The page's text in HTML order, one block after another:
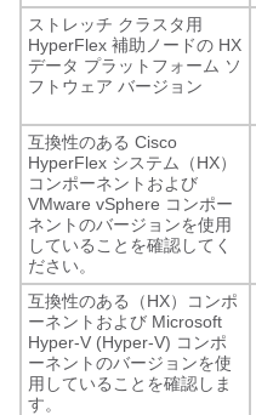
ストレッチ クラスタ用
HyperFlex 補助ノードの HX
データ プラットフォーム ソ
フトウェア バージョン
互換性のある Cisco
HyperFlex システム（HX）
コンポーネントおよび
VMware vSphere コンポー
ネントのバージョンを使用
していることを確認してく
ださい。
互換性のある（HX）コンポ
ーネントおよび Microsoft
Hyper-V (Hyper-V) コンポ
ーネントのバージョンを使
用していることを確認しま
す。